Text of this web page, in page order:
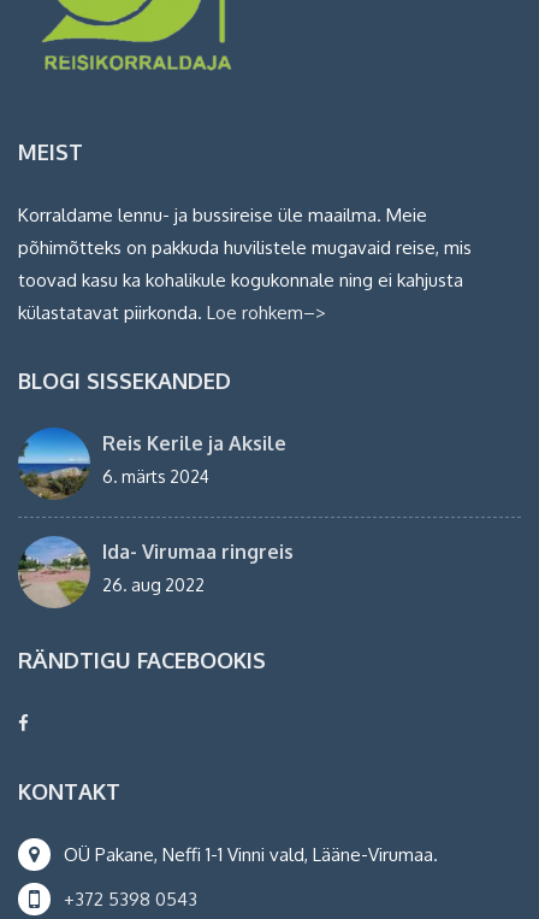
MEIST
Korraldame lennu- ja bussireise üle maailma. Meie
põhimõtteks on pakkuda huvilistele mugavaid reise, mis
toovad kasu ka kohalikule kogukonnale ning ei kahjusta
külastatavat piirkonda. Loe rohkem–>
BLOGI SISSEKANDED
Reis Kerile ja Aksile
6. märts 2024
Ida- Virumaa ringreis
26. aug 2022
RÄNDTIGU FACEBOOKIS
KONTAKT
OÜ Pakane, Neffi 1-1 Vinni vald, Lääne-Virumaa.
+372 5398 0543